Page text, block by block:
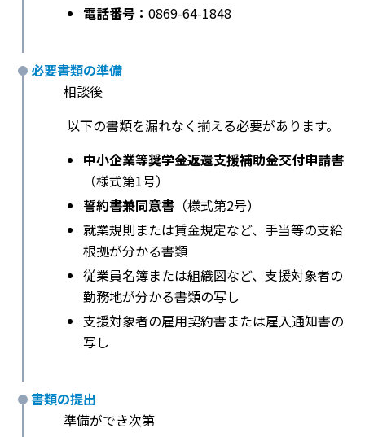
電話番号： 0869-64-1848
必要書類の準備
相談後
以下の書類を漏れなく揃える必要があります。
中小企業等奨学金返還支援補助金交付申請書
（様式第1号）
誓約書兼同意書 （様式第2号）
就業規則または賃金規定など、手当等の支給
根拠が分かる書類
従業員名簿または組織図など、支援対象者の
勤務地が分かる書類の写し
支援対象者の雇用契約書または雇入通知書の
写し
書類の提出
準備ができ次第